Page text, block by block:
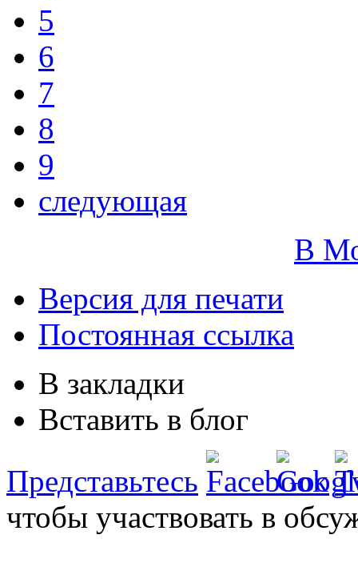
5
6
7
8
9
следующая
В
Версия для печати
Постоянная ссылка
В закладки
Вставить в блог
Представьтесь
чтобы участвовать в